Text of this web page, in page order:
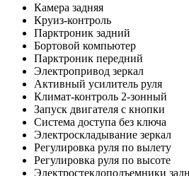
Камера задняя
Круиз-контроль
Парктроник задний
Бортовой компьютер
Парктроник передний
Электропривод зеркал
Активный усилитель руля
Климат-контроль 2-зонный
Запуск двигателя с кнопки
Система доступа без ключа
Электроскладывание зеркал
Регулировка руля по вылету
Регулировка руля по высоте
Электростеклоподъемники